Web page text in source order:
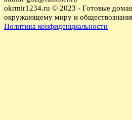
okrmir1234.ru © 2023 - Готовые
окружающему миру и
Политика конфиденциальности